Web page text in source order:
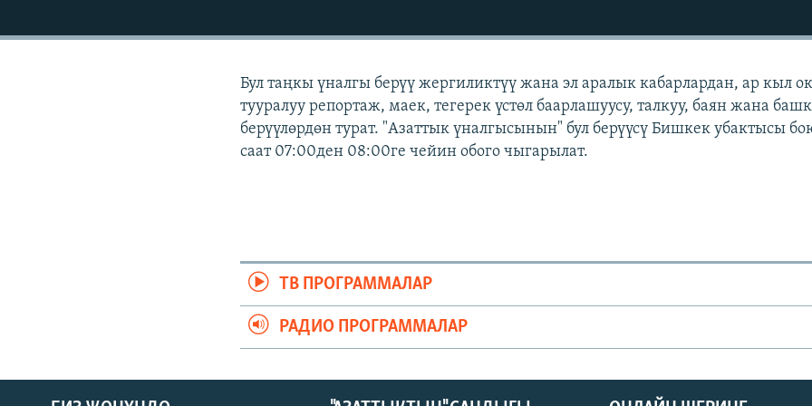
АЗАТТЫК+
Бул таңкы үналгы берүү жергиликтүү жана эл аралык кабарлардан, ар кыл
тууралуу репортаж, маек, тегерек үстөл баарлашуусу, талкуу, баян жана
берүүлөрдөн турат. "Азаттык үналгысынын" бул берүүсү Бишкек убактысы
саат 07:00ден 08:00ге чейин обого чыгарылат.
ТВ ПРОГРАММАЛАР
РАДИО ПРОГРАММАЛАР